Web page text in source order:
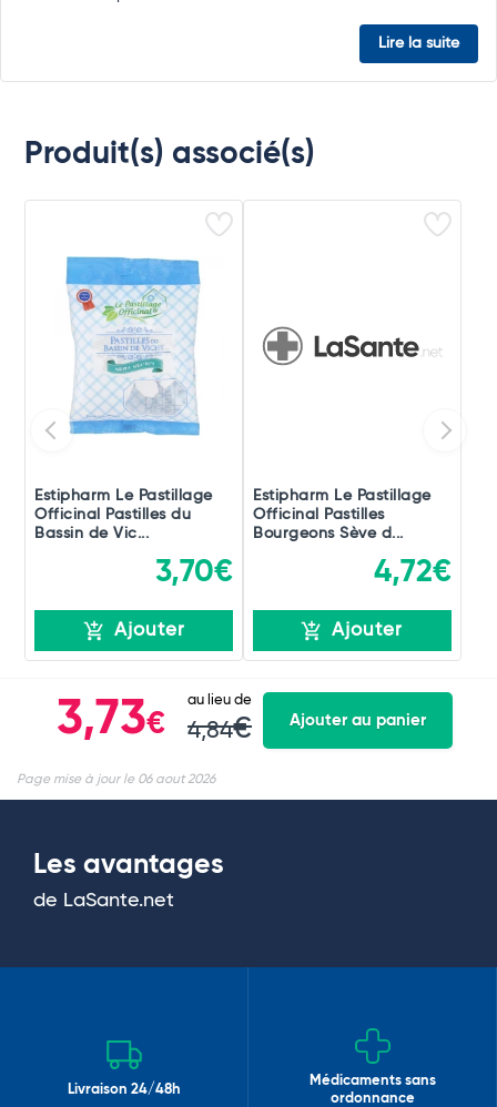
Lire la suite
Produit(s) associé(s)
Estipharm Le Pastillage
Officinal Pastilles du
Bassin de Vic...
3,70€
Ajouter
Estipharm Le Pastillage
Officinal Pastilles
Bourgeons Sève d...
4,72€
Ajouter
3,73€
au lieu de
4,84€ Ajouter au panier
Page mise à jour le 06 aout 2026
Les avantages
de LaSante.net
Livraison 24/48h
Médicaments sans
ordonnance